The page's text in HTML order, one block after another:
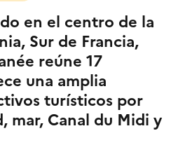
en el centro de la
Sur de Francia,
reúne 17
una amplia
turísticos por
mar, Canal du Midi y